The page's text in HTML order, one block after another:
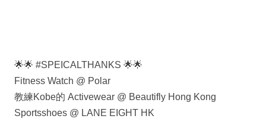
🌟🌟 #SPEICALTHANKS 🌟🌟
Fitness Watch @ Polar
教練Kobe的 Activewear @ Beautifly Hong Kong
Sportsshoes @ LANE EIGHT HK